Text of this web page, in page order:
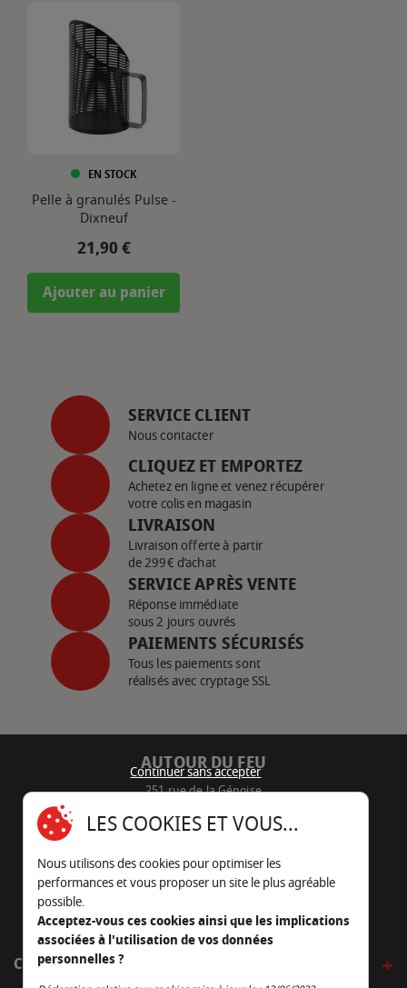
EN STOCK
Pelle à granulés Pulse -
Dixneuf
Prix
21,90 €
Ajouter au panier
SERVICE CLIENT
Nous contacter
CLIQUEZ ET EMPORTEZ
Achetez en ligne et venez récupérer
votre colis en magasin
LIVRAISON
Livraison offerte à partir
de 299€ d’achat
SERVICE APRÈS VENTE
Réponse immédiate
sous 2 jours ouvrés
PAIEMENTS SÉCURISÉS
Tous les paiements sont
réalisés avec cryptage SSL
AUTOUR DU FEU
251 rue de la Génoise
05 45 22 98 09
Nous envoyer un e-mail
CÔTÉ OUTDOOR
Continuer sans accepter
LES COOKIES ET VOUS...
Nous utilisons des cookies pour optimiser les
performances et vous proposer un site le plus agréable
possible.
Acceptez-vous ces cookies ainsi que les implications
associées à l'utilisation de vos données
personnelles ?